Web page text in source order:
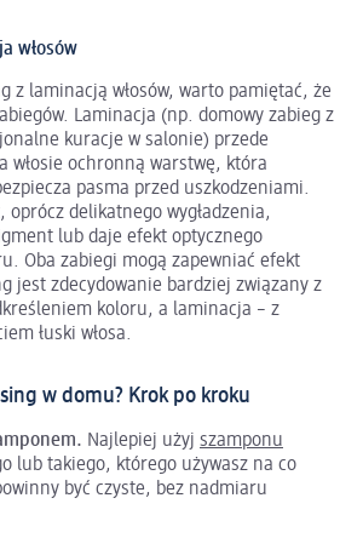
włosów
z laminacją włosów, warto pamiętać, że
Laminacja (np. domowy zabieg z
kuracje w salonie) przede
włosie ochronną warstwę, która
pasma przed uszkodzeniami.
delikatnego wygładzenia,
lub daje efekt optycznego
Oba zabiegi mogą zapewniać efekt
jest zdecydowanie bardziej związany z
koloru, a laminacja – z
łuski włosa.
w domu? Krok po kroku
Najlepiej użyj szamponu
lub takiego, którego używasz na co
być czyste, bez nadmiaru